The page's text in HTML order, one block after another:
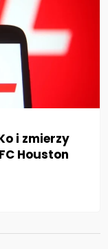
i zmierzy
Houston